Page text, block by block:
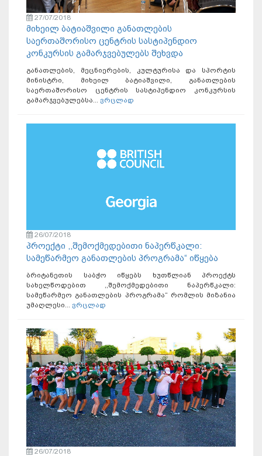
27/07/2018
მიხეილ ბატიაშვილი განათლების
საერთაშორისო ცენტრის სასტიპენდიო
კონკურსის გამარჯვებულებს შეხვდა
განათლების, მეცნიერების, კულტურისა და სპორტის
მინისტრი, მიხეილ ბატიაშვილი, განათლების
საერთაშორისო ცენტრის სასტიპენდიო კონკურსის
გამარჯვებულებსა... ვრცლად
26/07/2018
პროექტი ,,შემოქმედებითი ნაპერწკალი:
სამეწარმეო განათლების პროგრამა“ იწყება
ბრიტანეთის საბჭო იწყებს ხუთწლიან პროექტს
სახელწოდებით ,,შემოქმედებითი ნაპერწკალი:
სამეწარმეო განათლების პროგრამა“ რომლის მიზანია
უმაღლესი... ვრცლად
26/07/2018